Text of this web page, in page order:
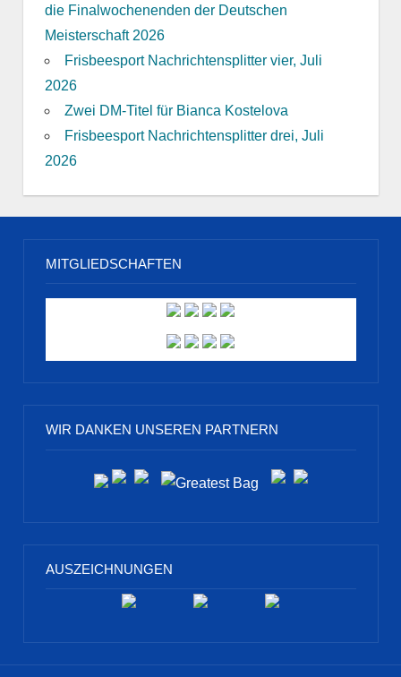
die Finalwochenenden der Deutschen
Meisterschaft 2026
Frisbeesport Nachrichtensplitter vier, Juli
2026
Zwei DM-Titel für Bianca Kostelova
Frisbeesport Nachrichtensplitter drei, Juli
2026
MITGLIEDSCHAFTEN
WIR DANKEN UNSEREN PARTNERN
AUSZEICHNUNGEN